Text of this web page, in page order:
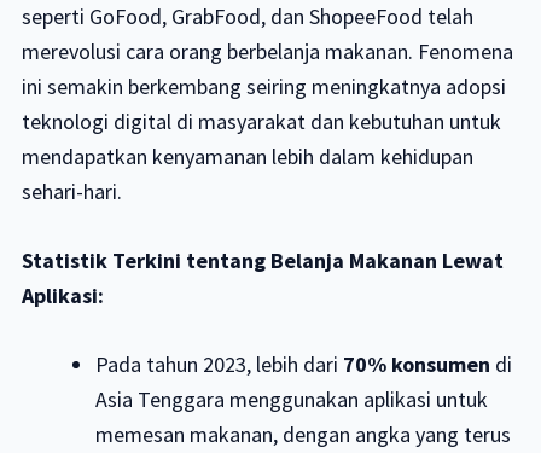
seperti GoFood, GrabFood, dan ShopeeFood telah
merevolusi cara orang berbelanja makanan. Fenomena
ini semakin berkembang seiring meningkatnya adopsi
teknologi digital di masyarakat dan kebutuhan untuk
mendapatkan kenyamanan lebih dalam kehidupan
sehari-hari.
Statistik Terkini tentang Belanja Makanan Lewat
Aplikasi:
Pada tahun 2023, lebih dari 70% konsumen di
Asia Tenggara menggunakan aplikasi untuk
memesan makanan, dengan angka yang terus